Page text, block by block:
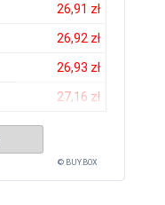
26,91 zł
26,92 zł
26,93 zł
27,16 zł
© BUY.BOX